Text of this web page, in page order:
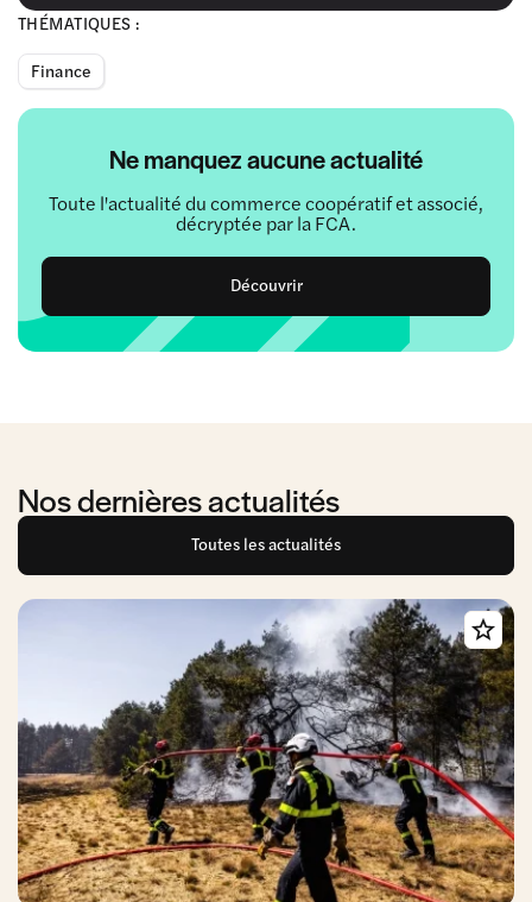
THÉMATIQUES :
Finance
Ne manquez aucune actualité
Toute l'actualité du commerce coopératif et associé,
décryptée par la FCA.
Découvrir
Nos dernières actualités
Toutes les actualités